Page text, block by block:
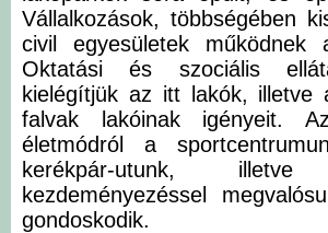
Intézmények
Pályázatok
Galéria
Civil szervezetek
Vállalkozások, többségében
civil egyesületek működnek
Oktatási és szociális
kielégítjük az itt lakók, illetve
falvak lakóinak igényeit.
életmódról a
kerékpár-utunk,
kezdeményezéssel
gondoskodik.